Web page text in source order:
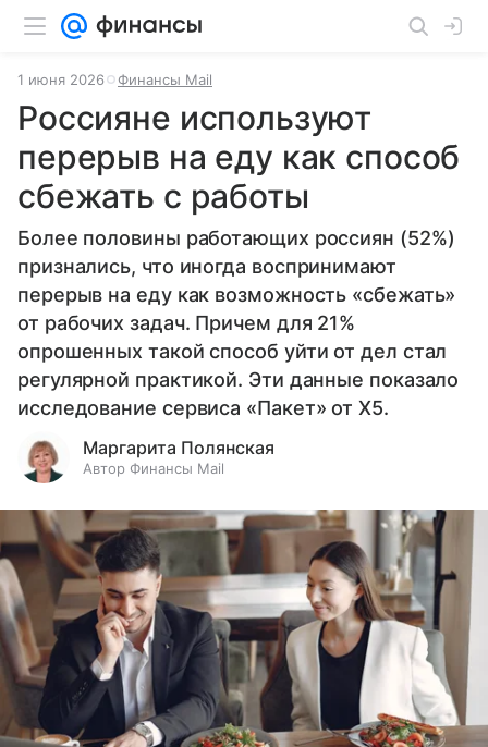
1 июня 2026 Финансы Mail
Россияне используют
перерыв на еду как способ
сбежать с работы
Более половины работающих россиян (52%)
признались, что иногда воспринимают
перерыв на еду как возможность «сбежать»
от рабочих задач. Причем для 21%
опрошенных такой способ уйти от дел стал
регулярной практикой. Эти данные показало
исследование сервиса «Пакет» от X5.
Маргарита Полянская
Автор Финансы Mail